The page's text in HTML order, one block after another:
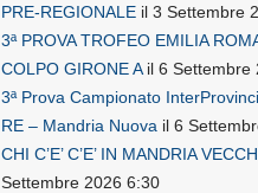
PRE-REGIONALE il 3 Settembre
3ª PROVA TROFEO EMILIA
COLPO GIRONE Ail 6 Settembre
3ª Prova Campionato
RE – Mandria Nuova il 6
CHI C’E’ C’E’ IN MANDRIA
Settembre 2026 6:30